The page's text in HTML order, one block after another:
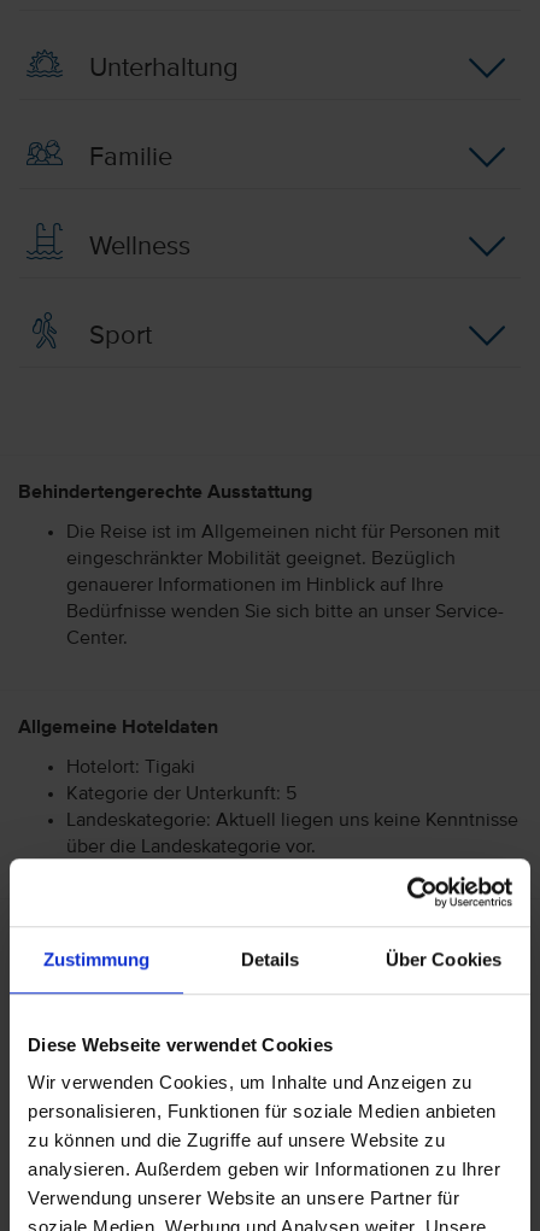
Zustimmung Details Über Cookies
Diese Webseite verwendet Cookies
Wir verwenden Cookies, um Inhalte und Anzeigen zu
personalisieren, Funktionen für soziale Medien anbieten
zu können und die Zugriffe auf unsere Website zu
analysieren. Außerdem geben wir Informationen zu Ihrer
Verwendung unserer Website an unsere Partner für
Unterhaltung
Familie
Wellness
Sport
Behindertengerechte Ausstattung
Die Reise ist im Allgemeinen nicht für Personen mit
eingeschränkter Mobilität geeignet. Bezüglich
genauerer Informationen im Hinblick auf Ihre
Bedürfnisse wenden Sie sich bitte an unser Service-
Center.
Allgemeine Hoteldaten
Hotelort: Tigaki
Kategorie der Unterkunft: 5
Landeskategorie: Aktuell liegen uns keine Kenntnisse
über die Landeskategorie vor.
Flughafen bei einigen Fluggesellschaften kostenpflichtig
ist. Freigepäck und Verpflegung während des Fluges
erhalten Sie im Servicebereich unter Rund um die Reise bei
Gepäckinformationen.
Wir möchten Sie darauf aufmerksam machen, dass Sie am
Ankunftstag ab 15 Uhr (örtliche Abweichung vorbehalten) in
Ihr Hotel einchecken können. An Ihrem Abreisetag können
Sie Ihr Zimmer bis 11 Uhr (örtliche Abweichung vorbehalten)